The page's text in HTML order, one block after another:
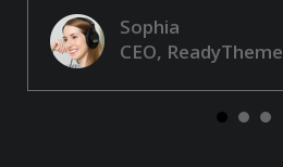
Sophia
CEO, ReadyTheme